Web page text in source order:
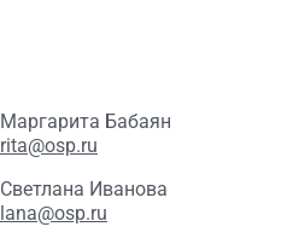
Маргарита Бабаян
rita@osp.ru
Светлана Иванова
lana@osp.ru